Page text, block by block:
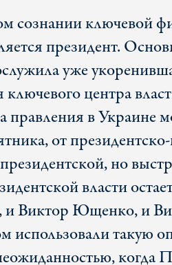
сознании ключевой
президент.
уже
центра
в Украине
от
но
власти
Виктор Ющенко, и
использовали такую